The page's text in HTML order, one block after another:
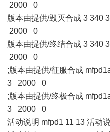
2000 0
版本由提供/毁灭合成 3 340
2000 0
版本由提供/终结合成 3 340
2000 0
;版本由提供/征服合成
3 2000 0
;版本由提供/终极合成
3 2000 0
活动说明 mfpd1 11 13 活